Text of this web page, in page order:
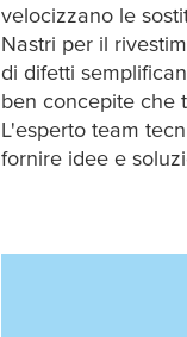
velocizzano le
Nastri per il
di difetti
ben concepite che
L'esperto team
fornire idee e